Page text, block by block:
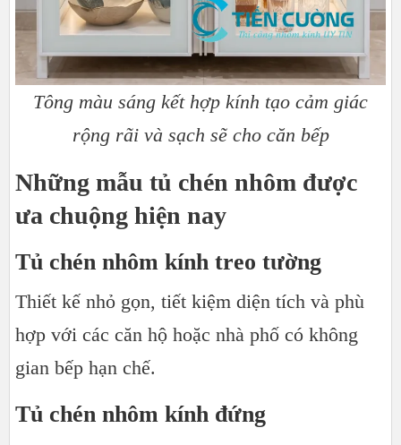
Tông màu sáng kết hợp kính tạo cảm giác
rộng rãi và sạch sẽ cho căn bếp​​​​​​​
Những mẫu tủ chén nhôm được
ưa chuộng hiện nay
Tủ chén nhôm kính treo tường
Thiết kế nhỏ gọn, tiết kiệm diện tích và phù
hợp với các căn hộ hoặc nhà phố có không
gian bếp hạn chế.
Tủ chén nhôm kính đứng